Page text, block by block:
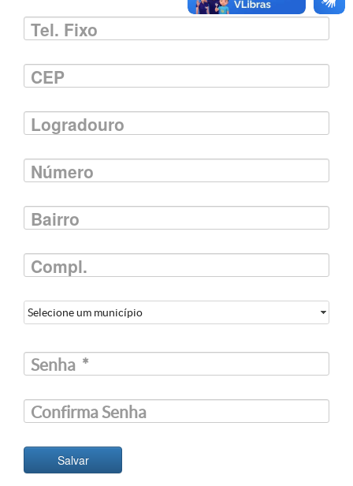
Tel. Fixo
CEP
Logradouro
Número
Bairro
Compl.
Selecione um município
Senha *
Confirma Senha
Salvar